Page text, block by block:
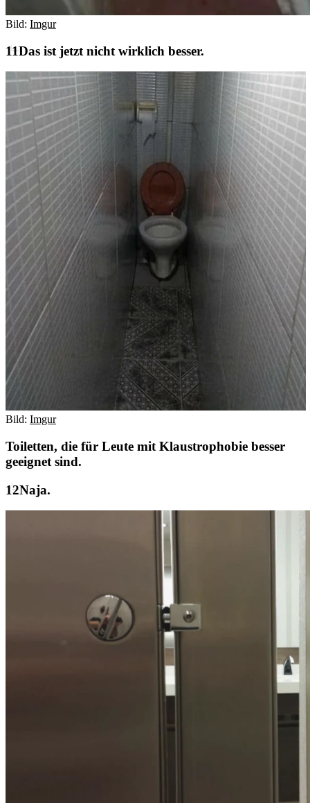
Bild: Imgur
Das ist jetzt nicht wirklich besser.
Bild: Imgur
Toiletten, die für Leute mit Klaustrophobie besser
geeignet sind.
Naja.